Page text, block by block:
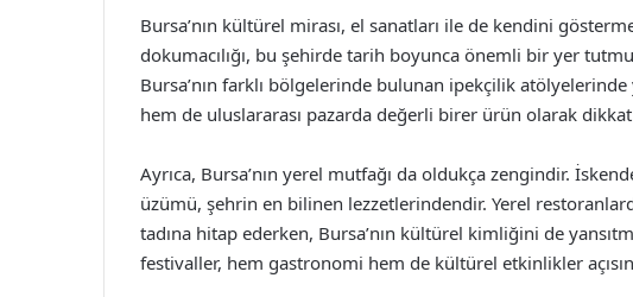
Bursa’nın kültürel mirası, el sanatları ile de kendini
dokumacılığı, bu şehirde tarih boyunca önemli bir yer
Bursa’nın farklı bölgelerinde bulunan ipekçilik
hem de uluslararası pazarda değerli birer ürün olarak
Ayrıca, Bursa’nın yerel mutfağı da oldukça zengindir.
üzümü, şehrin en bilinen lezzetlerindendir. Yerel
tadına hitap ederken, Bursa’nın kültürel kimliğini de
festivaller, hem gastronomi hem de kültürel etkinlikler